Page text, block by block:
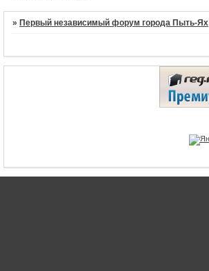
» Первый независимый форум города Пыть-Ях